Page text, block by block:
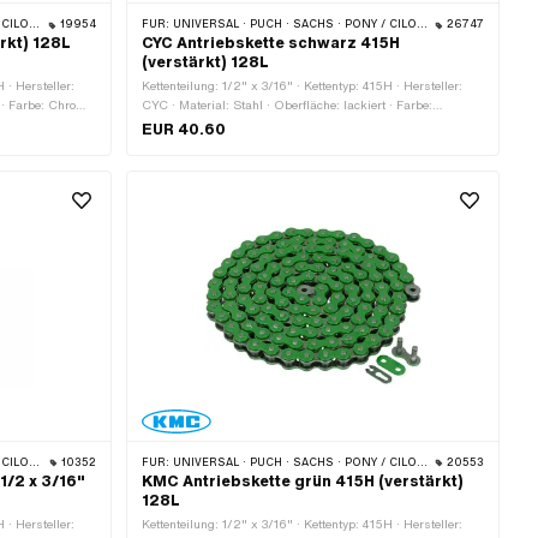
· BYE BIKE 19954
128L
· Hersteller:
Chrom ·
1626 mm ·
FÜR: UNIVERSAL · PUCH · SACHS · PONY / CILO (BETA 521 & 512) · ZÜNDAPP BELMONDO · TOMOS · BYE BIKE 26747
CYC Antriebskette schwarz 415H
(verstärkt) 128L
Kettenteilung: 1/2" x 3/16" · Kettentyp: 415H · Hersteller:
CYC · Material: Stahl · Oberfläche: lackiert · Farbe:
schwarz · Anzahl Kettenglieder: 128 Stk. · Abrollumfang:
EUR 40.60
· BYE BIKE 10352
2 x 3/16"
· Hersteller:
FÜR: UNIVERSAL · PUCH · SACHS · PONY / CILO (BETA 521 & 512) · ZÜNDAPP BELMONDO · TOMOS · BYE BIKE 20553
KMC Antriebskette grün 415H (verstärkt)
128L
Kettenteilung: 1/2" x 3/16" · Kettentyp: 415H · Hersteller: